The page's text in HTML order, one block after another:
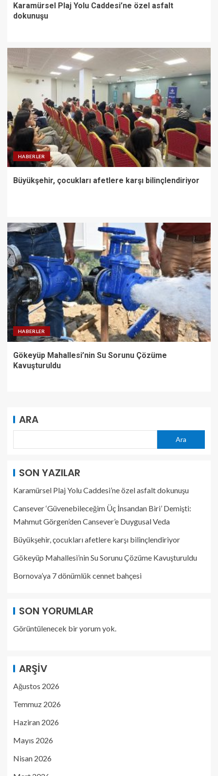
Karamürsel Plaj Yolu Caddesi’ne özel asfalt
dokunuşu
HABERLER
Büyükşehir, çocukları afetlere karşı bilinçlendiriyor
HABERLER
Gökeyüp Mahallesi’nin Su Sorunu Çözüme
Kavuşturuldu
ARA
Ara
SON YAZILAR
Karamürsel Plaj Yolu Caddesi’ne özel asfalt dokunuşu
Cansever ‘Güvenebileceğim Üç İnsandan Biri’ Demişti:
Mahmut Görgen’den Cansever’e Duygusal Veda
Büyükşehir, çocukları afetlere karşı bilinçlendiriyor
Gökeyüp Mahallesi’nin Su Sorunu Çözüme Kavuşturuldu
Bornova’ya 7 dönümlük cennet bahçesi
SON YORUMLAR
Görüntülenecek bir yorum yok.
ARŞIV
Ağustos 2026
Temmuz 2026
Haziran 2026
Mayıs 2026
Nisan 2026